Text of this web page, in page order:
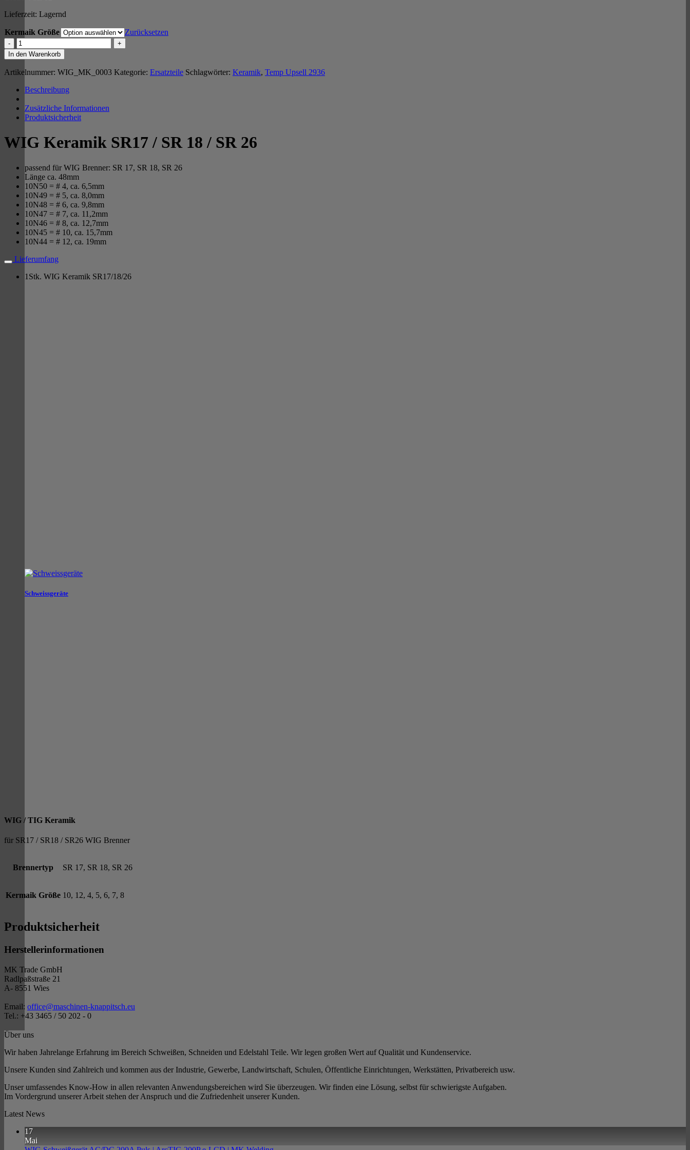
Schweissgeräte
Lieferzeit: Lagernd
Kermaik Größe
Zurücksetzen
Keramik,
SR17/18/26
Menge
In den Warenkorb
Artikelnummer: WIG_MK_0003 Kategorie: Ersatzteile Schlagwörter: Keramik, Temp Upsell 2936
Beschreibung
Zusätzliche Informationen
Produktsicherheit
WIG Keramik SR17 / SR 18 / SR 26
passend für WIG Brenner: SR 17, SR 18, SR 26
Länge ca. 48mm
10N50 = # 4, ca. 6,5mm
10N49 = # 5, ca. 8,0mm
10N48 = # 6, ca. 9,8mm
10N47 = # 7, ca. 11,2mm
10N46 = # 8, ca. 12,7mm
10N45 = # 10, ca. 15,7mm
10N44 = # 12, ca. 19mm
Lieferumfang
1Stk. WIG Keramik SR17/18/26
WIG / TIG Keramik
für SR17 / SR18 / SR26 WIG Brenner
Brennertyp SR 17, SR 18, SR 26
Kermaik Größe 10, 12, 4, 5, 6, 7, 8
Produktsicherheit
Herstellerinformationen
MK Trade GmbH
Radlpaßstraße 21
A- 8551 Wies
Email: office@maschinen-knappitsch.eu
Tel.: +43 3465 / 50 202 - 0
Über uns
Wir haben Jahrelange Erfahrung im Bereich Schweißen, Schneiden und Edelstahl Teile. Wir legen großen Wert auf Qualität und Kundenservice.
Unsere Kunden sind Zahlreich und kommen aus der Industrie, Gewerbe, Landwirtschaft, Schulen, Öffentliche Einrichtungen, Werkstätten, Privatbereich usw.
Unser umfassendes Know-How in allen relevanten Anwendungsbereichen wird Sie überzeugen. Wir finden eine Lösung, selbst für schwierigste Aufgaben.
Im Vordergrund unserer Arbeit stehen der Anspruch und die Zufriedenheit unserer Kunden.
Latest News
17
Mai